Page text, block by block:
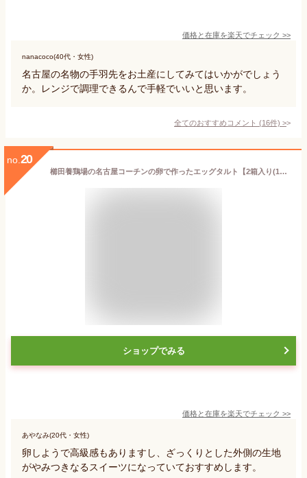
価格と在庫を楽天でチェック >>
nanacoco(40代・女性)
名古屋の名物の手羽先をお土産にしてみてはいかがでしょう
か。レンジで調理できるんで手軽でいいと思います。
全てのおすすめコメント (16件) >
no. 20
櫛田養鶏場の名古屋コーチンの卵で作ったエッグタルト【2箱入り(1箱3個入)】送料無料 名古屋コーチン スイーツ こだわり 冷凍便 ご自宅用 無添加 贈り物 愛知 お取り寄せ
ショップでみる
価格と在庫を楽天でチェック >>
あやなみ(20代・女性)
卵しようで高級感もありますし、ざっくりとした外側の生地
がやみつきなるスイーツになっていておすすめします。